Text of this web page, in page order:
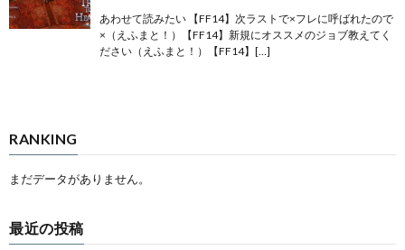
あわせて読みたい 【FF14】次ラストで×フレに呼ばれたので
×（えふまと！）【FF14】新規にオススメのジョブ教えてく
ださい（えふまと！）【FF14】[…]
RANKING
まだデータがありません。
最近の投稿